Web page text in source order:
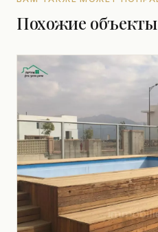
Похожие объекты